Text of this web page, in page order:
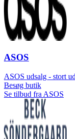
ASOS
ASOS udsalg - stort
Besøg butik
Se tilbud fra ASOS